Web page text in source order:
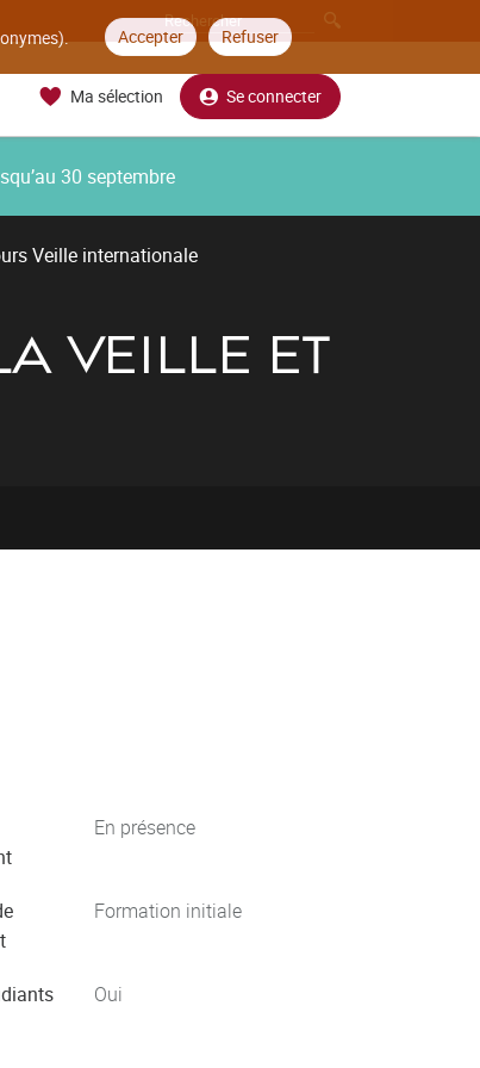
Accepter Refuser
Ma sélection Se connecter
30 septembre
Veille internationale
VEILLE ET
En présence
Formation initiale
Oui